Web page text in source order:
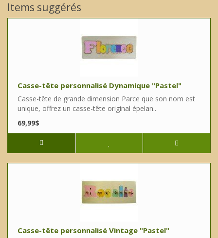
Items suggérés
Casse-tête personnalisé Dynamique "Pastel"
Casse-tête de grande dimension Parce que son nom est
unique, offrez un casse-tête original épelan..
69,99$
Casse-tête personnalisé Vintage "Pastel"